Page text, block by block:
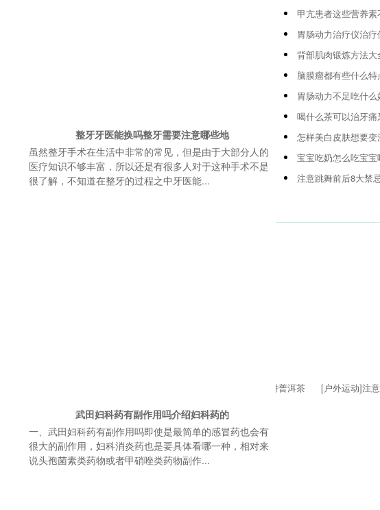
整牙牙医能换吗整牙需要注意哪些地
虽然整牙手术在生活中非常的常见，但是由于大部分人的
医疗知识不够丰富，所以还是有很多人对于这种手术不是
很了解，不知道在整牙的过程之中牙医能...
武田妇科药有副作用吗介绍妇科药的
一、武田妇科药有副作用吗即使是最简单的感冒药也会有
很大的副作用，妇科消炎药也是要具体看哪一种，相对来
说头孢菌素类药物或者甲硝唑类药物副作...
甲亢患者这些营养
胃肠动力治疗仪治
背部肌肉锻炼方法
脑膜瘤都有些什么
胃肠动力不足吃什
喝什么茶可以治牙
怎样美白皮肤想要
宝宝吃奶怎么吃宝
注意跳舞前后8大禁
[生活保健]如何品普洱茶饼普洱茶
[户外运动]注